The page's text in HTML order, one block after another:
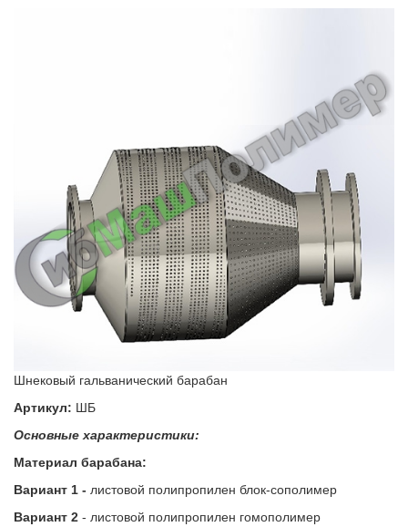
Шнековый гальванический барабан
Артикул: ШБ
Основные характеристики:
Материал барабана:
Вариант 1 - листовой полипропилен блок-сополимер
Вариант 2 - листовой полипропилен гомополимер